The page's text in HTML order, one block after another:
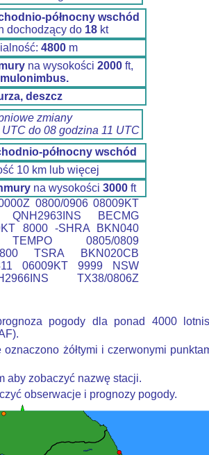
północny wschód
dochodzący do 18kt
4800 m
na wysokości 2000ft,
deszcz
zmiany
do 08 godzina 11 UTC
północny wschód
10 km lub więcej
na wysokości 3000 ft
0800/0906 08009KT
BECMG
8000 -SHRA BKN040
TEMPO 0805/0809
TSRA BKN020CB
06009KT 9999 NSW
TX38/0806Z
pogody dla ponad 4000
oznaczono żółtymi i czerwonymi
aby zobaczyć nazwę stacji.
obserwacje i prognozy pogody.